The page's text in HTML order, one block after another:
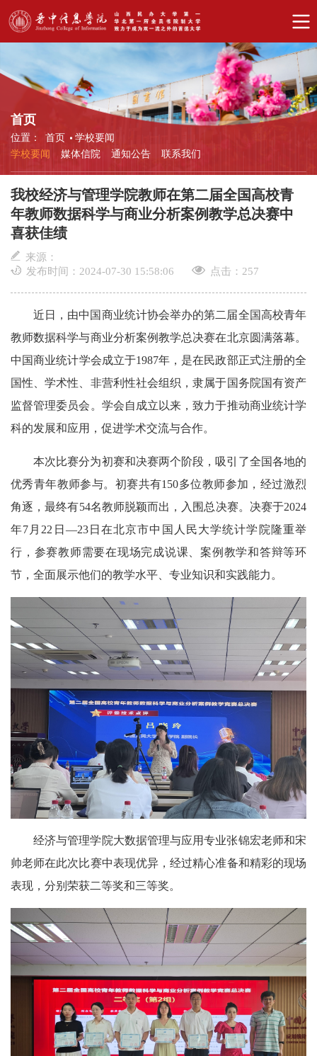
首页
位置： 首页
学校要闻
学校要闻
媒体信院 通知公告 联系我们
我校经济与管理学院教师在第二届全国高校青
年教师数据科学与商业分析案例教学总决赛中
喜获佳绩
来源：
发布时间：2024-07-30 15:58:06
点击： 257
近日，由中国商业统计协会举办的第二届全国高校青年
教师数据科学与商业分析案例教学总决赛在北京圆满落幕。
中国商业统计学会成立于1987年，是在民政部正式注册的全
国性、学术性、非营利性社会组织，隶属于国务院国有资产
监督管理委员会。学会自成立以来，致力于推动商业统计学
科的发展和应用，促进学术交流与合作。
本次比赛分为初赛和决赛两个阶段，吸引了全国各地的
优秀青年教师参与。初赛共有150多位教师参加，经过激烈
角逐，最终有54名教师脱颖而出，入围总决赛。决赛于2024
年7月22日—23日在北京市中国人民大学统计学院隆重举
行，参赛教师需要在现场完成说课、案例教学和答辩等环
节，全面展示他们的教学水平、专业知识和实践能力。
经济与管理学院大数据管理与应用专业张锦宏老师和宋
帅老师在此次比赛中表现优异，经过精心准备和精彩的现场
表现，分别荣获二等奖和三等奖。